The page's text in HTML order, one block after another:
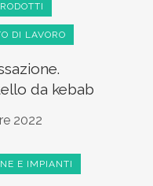
DI LAVORO
da kebab
2022
E IMPIANTI